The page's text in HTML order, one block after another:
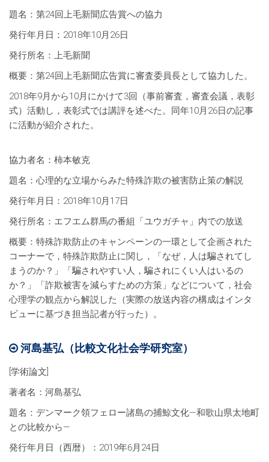
題名：第24回上毛新聞広告賞への協力
発行年月日：2018年10月26日
発行所名：上毛新聞
概要：第24回上毛新聞広告賞に審査委員長として協力した。
2018年9月から10月にかけて3回（事前審査，審査会議，表彰
式）活動し，表彰式では講評を述べた。同年10月26日の記事
に活動が紹介された。
協力者名：柿本敏克
題名：心理的な立場からみた特殊詐欺の被害防止策の解説
発行年月日：2018年10月17日
発行所名：エフエム群馬の番組「ユウガチャ」内での放送
概要：特殊詐欺防止のキャンペーンの一環として企画された
コーナーで，特殊詐欺防止に関し，「なぜ，人は騙されてし
まうのか？」「騙されやすい人，騙されにくい人はいるの
か？」「詐欺被害を減らすための方策」などについて，社会
心理学の観点から解説した（実際の放送内容の構成はインタ
ビューに基づき担当記者が行った）。
河島基弘（比較文化社会学研究室）
[学術論文]
著者名：河島基弘
題名：デンマーク領フェロー諸島の捕鯨文化—和歌山県太地町
との比較から—
発行年月日（西暦）：2019年6月24日